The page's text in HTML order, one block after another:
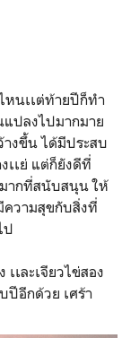
นเเต่ท้ายปีก็ทำ
ปลงไปมากมาย
างขึ้น ได้มีประสบ
เย่ แต่ก็ยังดีที่
ากที่สนับสนุน ให้
ความสุขกับสิ่งที่
ป
เละเจียวไข่สอง
ปีอีกด้วย เศร้า